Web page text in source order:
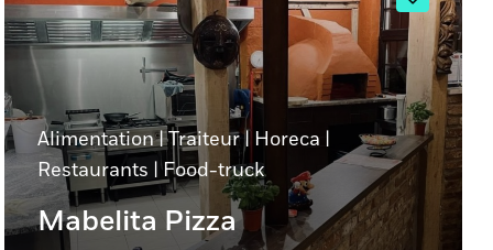
Alimentation|Traiteur| Horeca |
Restaurants |Food-truck
Mabelita Pizza